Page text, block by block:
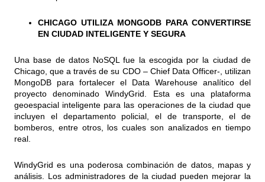
CHICAGO UTILIZA MONGODB PARA CONVERTIRSE
EN CIUDAD INTELIGENTE Y SEGURA
Una base de datos NoSQL fue la escogida por la ciudad de
Chicago, que a través de su CDO – Chief Data Officer-, utilizan
MongoDB para fortalecer el Data Warehouse analítico del
proyecto denominado WindyGrid. Esta es una plataforma
geoespacial inteligente para las operaciones de la ciudad que
incluyen el departamento policial, el de transporte, el de
bomberos, entre otros, los cuales son analizados en tiempo
real.
WindyGrid es una poderosa combinación de datos, mapas y
análisis. Los administradores de la ciudad pueden mejorar la